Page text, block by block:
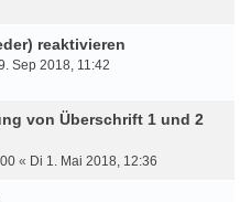
reaktivieren
Sep 2018, 11:42
von Überschrift 1 und 2
« Di 1. Mai 2018, 12:36